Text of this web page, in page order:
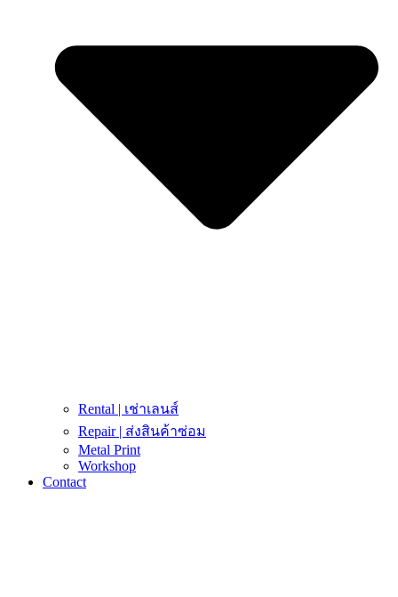
Rental | เช่าเลนส์
Repair | ส่งสินค้าซ่อม
Metal Print
Workshop
Contact